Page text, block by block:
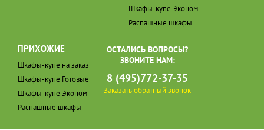
Шкафы-купе Эконом
Распашные шкафы
ПРИХОЖИЕ
Шкафы-купе на заказ
Шкафы-купе Готовые
Шкафы-купе Эконом
Распашные шкафы
ОСТАЛИСЬ ВОПРОСЫ?
ЗВОНИТЕ НАМ:
8 (495)772-37-35
Заказать обратный звонок